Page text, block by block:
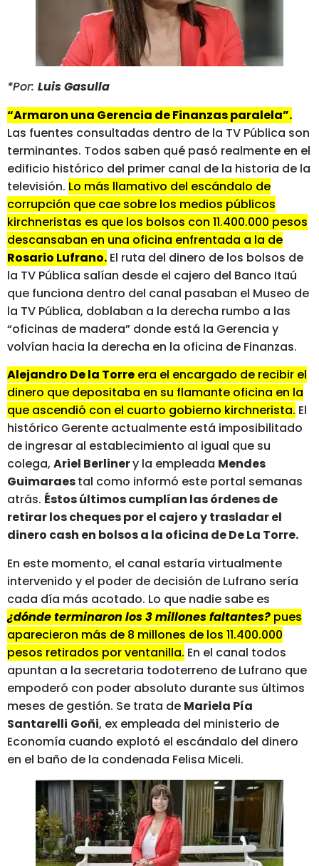
*Por: Luis Gasulla
“Armaron una Gerencia de Finanzas paralela”.
Las fuentes consultadas dentro de la TV Pública son
terminantes. Todos saben qué pasó realmente en el
edificio histórico del primer canal de la historia de la
televisión. Lo más llamativo del escándalo de
corrupción que cae sobre los medios públicos
kirchneristas es que los bolsos con 11.400.000 pesos
descansaban en una oficina enfrentada a la de
Rosario Lufrano. El ruta del dinero de los bolsos de
la TV Pública salían desde el cajero del Banco Itaú
que funciona dentro del canal pasaban el Museo de
la TV Pública, doblaban a la derecha rumbo a las
“oficinas de madera” donde está la Gerencia y
volvían hacia la derecha en la oficina de Finanzas.
Alejandro De la Torre era el encargado de recibir el
dinero que depositaba en su flamante oficina en la
que ascendió con el cuarto gobierno kirchnerista. El
histórico Gerente actualmente está imposibilitado
de ingresar al establecimiento al igual que su
colega, Ariel Berlinery la empleada Mendes
Guimaraestal como informó este portal semanas
atrás. Éstos últimos cumplían las órdenes de
retirar los cheques por el cajero y trasladar el
dinero cash en bolsos a la oficina de De La Torre.
En este momento, el canal estaría virtualmente
intervenido y el poder de decisión de Lufrano sería
cada día más acotado. Lo que nadie sabe es
¿dónde terminaron los 3 millones faltantes? pues
aparecieron más de 8 millones de los 11.400.000
pesos retirados por ventanilla. En el canal todos
apuntan a la secretaria todoterreno de Lufrano que
empoderó con poder absoluto durante sus últimos
meses de gestión. Se trata de Mariela Pía
Santarelli Goñi, ex empleada del ministerio de
Economía cuando explotó el escándalo del dinero
en el baño de la condenada Felisa Miceli.